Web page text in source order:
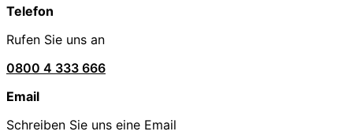
Telefon
Rufen Sie uns an
0800 4 333 666
Email
Schreiben Sie uns eine Email